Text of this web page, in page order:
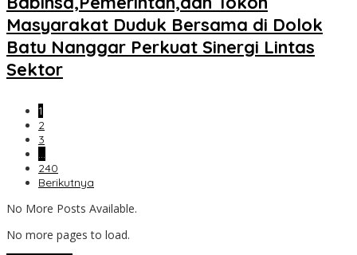
Masyarakat Duduk Bersama di Dolok
Batu Nanggar Perkuat Sinergi Lintas
Sektor
1
2
3
…
240
Berikutnya
No More Posts Available.
No more pages to load.